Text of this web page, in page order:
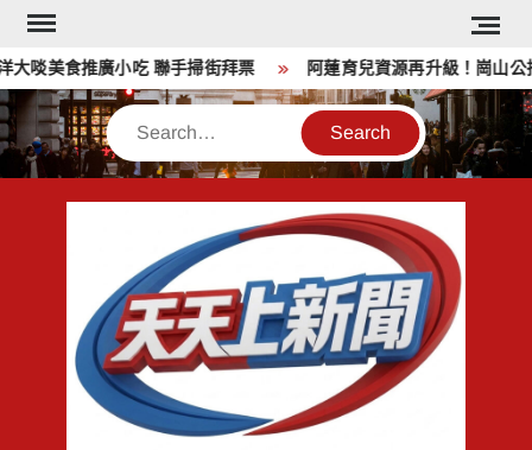
Skip
content
啖美食推廣小吃 聯手掃街拜票 阿蓮育兒資源再升級！崗山公
Search